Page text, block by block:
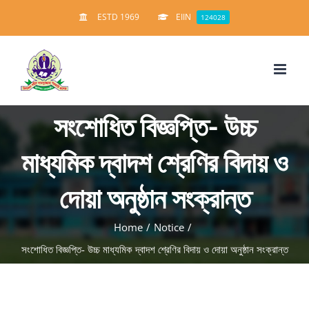
to
content
ESTD 1969 EIIN 124028
সংশোধিত বিজ্ঞপ্তি- উচ্চ
মাধ্যমিক দ্বাদশ শ্রেণির বিদায় ও
দোয়া অনুষ্ঠান সংক্রান্ত
Home / Notice /
সংশোধিত বিজ্ঞপ্তি- উচ্চ মাধ্যমিক দ্বাদশ শ্রেণির বিদায় ও দোয়া অনুষ্ঠান সংক্রান্ত